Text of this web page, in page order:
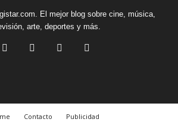
El mejor blog sobre cine, música,
arte, deportes y más.
Contacto Publicidad